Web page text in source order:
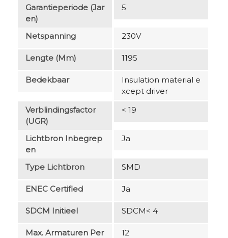
Garantieperiode (jar
En)
5
Netspanning 230V
Lengte (mm) 1195
Bedekbaar
Insulation material e
xcept driver
Verblindingsfactor
(UGR)
< 19
Lichtbron Inbegrep
En
Ja
Type Lichtbron SMD
ENEC Certified Ja
SDCM Initieel SDCM< 4
Max. Armaturen Per
12